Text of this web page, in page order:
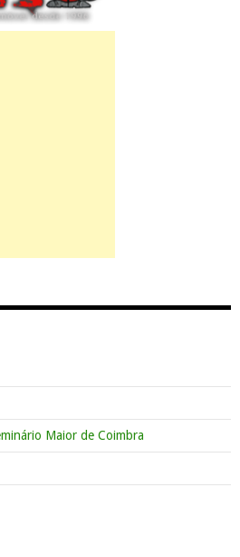
Maior de Coimbra